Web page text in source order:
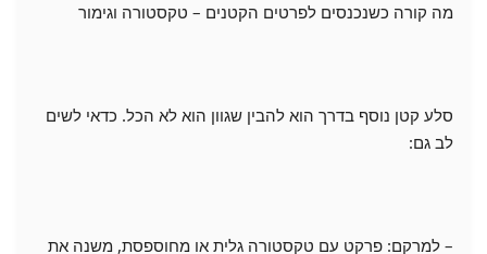
מה קורה כשנכנסים לפרטים הקטנים – טקסטורה וגימור
סלע קטן נוסף בדרך הוא להבין שגוון הוא לא הכל. כדאי לשים
לב גם:
– למרקם: פרקט עם טקסטורה גלית או מחוספסת, משנה את